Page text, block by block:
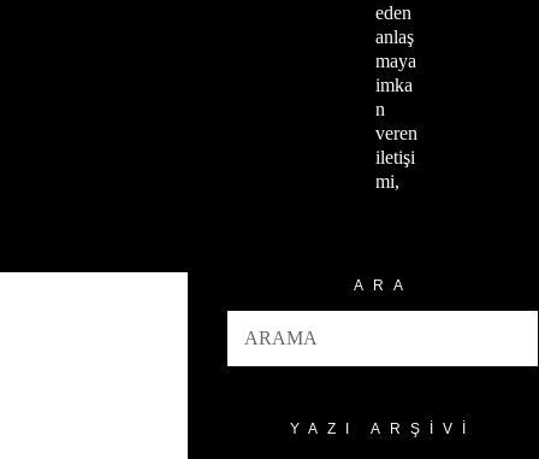
eden
anlaş
maya
imka
n
veren
iletişi
mi,
ARA
YAZI ARŞIVI